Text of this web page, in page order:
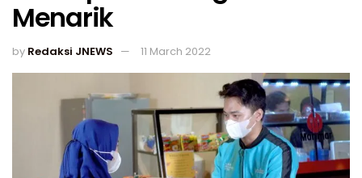
Menarik
by Redaksi JNEWS 11 March 2022